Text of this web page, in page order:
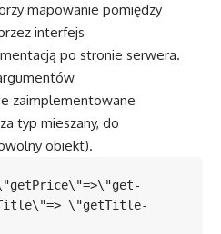
mapowanie pomiędzy
interfejs
po stronie serwera.
zaimplementowane
typ mieszany, do
obiekt).
\"getTitle-